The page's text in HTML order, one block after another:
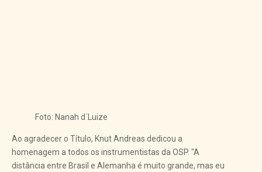
Foto: Nanah d´Luize
Ao agradecer o Título, Knut Andreas dedicou a
homenagem a todos os instrumentistas da OSP. "A
distância entre Brasil e Alemanha é muito grande, mas eu